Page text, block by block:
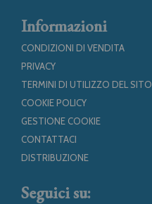
Informazioni
CONDIZIONI DI VENDITA
PRIVACY
TERMINI DI UTILIZZO DEL SITO
COOKIE POLICY
GESTIONE COOKIE
CONTATTACI
DISTRIBUZIONE
Seguici su: